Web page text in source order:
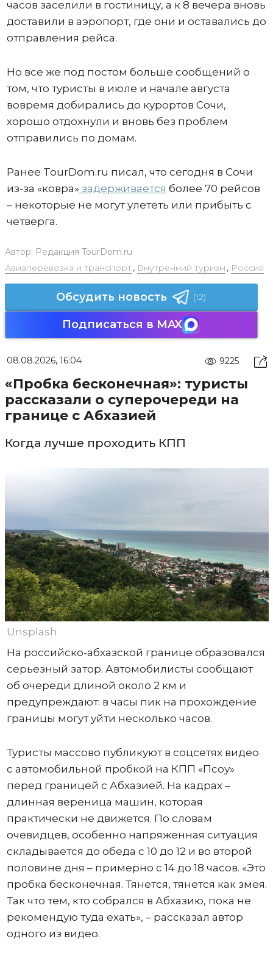
часов заселили в гостиницу, а к 8 вечера вновь
доставили в аэропорт, где они и оставались до
отправления рейса.
Но все же под постом больше сообщений о
том, что туристы в июле и начале августа
вовремя добирались до курортов Сочи,
хорошо отдохнули и вновь без проблем
отправились по домам.
Ранее TourDom.ru писал, что сегодня в Сочи
из-за «ковра» задерживается более 70 рейсов
– некоторые не могут улететь или прибыть с
четверга.
Автор: Редакция TourDom.ru
Авиаперевозка и транспорт, Внутренний туризм , Россия
Обсудить новость (12)
Подписаться в MAX
08.08.2026, 16:04 9225
«Пробка бесконечная»: туристы
рассказали о суперочереди на
границе с Абхазией
Когда лучше проходить КПП
Unsplash
На российско-абхазской границе образовался
серьезный затор. Автомобилисты сообщают
об очереди длиной около 2 км и
предупреждают: в часы пик на прохождение
границы могут уйти несколько часов.
Туристы массово публикуют в соцсетях видео
с автомобильной пробкой на КПП «Псоу»
перед границей с Абхазией. На кадрах –
длинная вереница машин, которая
практически не движется. По словам
очевидцев, особенно напряженная ситуация
складывается до обеда с 10 до 12 и во второй
половине дня – примерно с 14 до 18 часов. «Это
пробка бесконечная. Тянется, тянется как змея.
Так что тем, кто собрался в Абхазию, пока не
рекомендую туда ехать», – рассказал автор
одного из видео.